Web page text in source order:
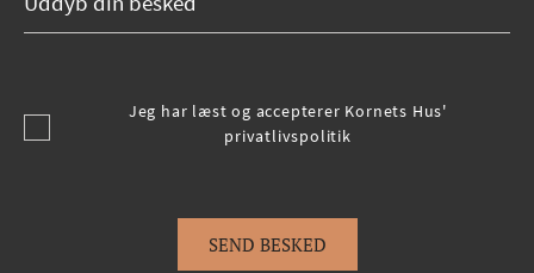
Jeg har læst og accepterer Kornets Hus'
privatlivspolitik
SEND BESKED